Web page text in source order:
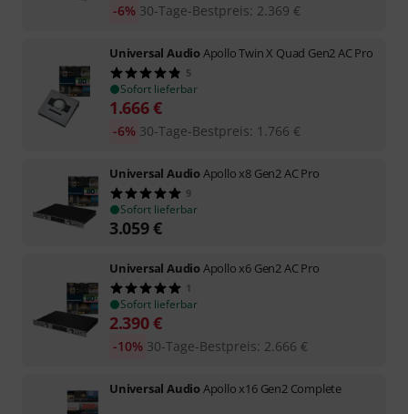
30-Tage-Bestpreis: 2.369 €
-6%
Universal AudioApollo Twin X Quad Gen2 AC Pro
5
Sofort lieferbar
1.666€
30-Tage-Bestpreis: 1.766 €
-6%
Universal AudioApollo x8 Gen2 AC Pro
9
Sofort lieferbar
3.059€
Universal AudioApollo x6 Gen2 AC Pro
1
Sofort lieferbar
2.390€
30-Tage-Bestpreis: 2.666 €
-10%
Universal AudioApollo x16 Gen2 Complete